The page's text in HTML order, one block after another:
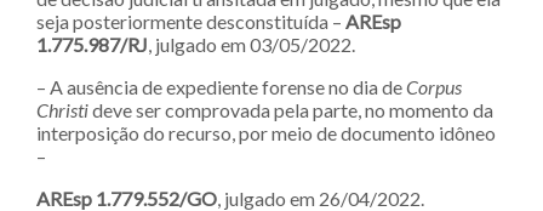
seja posteriormente desconstituída – AREsp
1.775.987/RJ, julgado em 03/05/2022.
– A ausência de expediente forense no dia deCorpus
Christideve ser comprovada pela parte, no momento da
interposição do recurso, por meio de documento idôneo
–
AREsp 1.779.552/GO, julgado em 26/04/2022.